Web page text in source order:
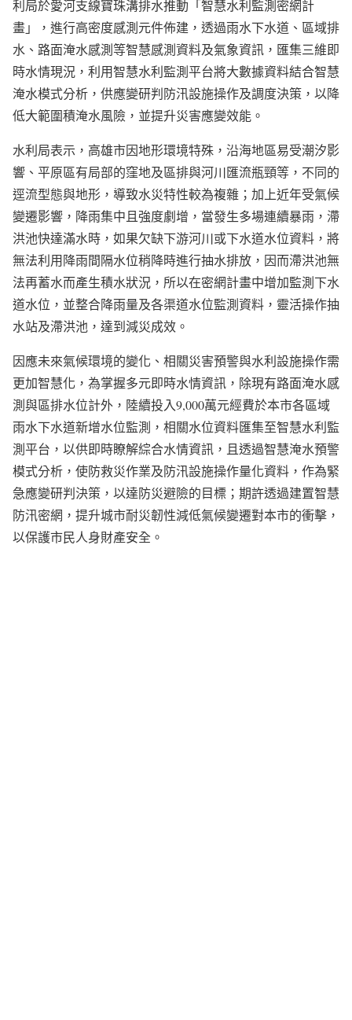
利局於愛河支線寶珠溝排水推動「智慧水利監測密網計
畫」，進行高密度感測元件佈建，透過雨水下水道、區域排
水、路面淹水感測等智慧感測資料及氣象資訊，匯集三維即
時水情現況，利用智慧水利監測平台將大數據資料結合智慧
淹水模式分析，供應變研判防汛設施操作及調度決策，以降
低大範圍積淹水風險，並提升災害應變效能。
水利局表示，高雄市因地形環境特殊，沿海地區易受潮汐影
響、平原區有局部的窪地及區排與河川匯流瓶頸等，不同的
逕流型態與地形，導致水災特性較為複雜；加上近年受氣候
變遷影響，降雨集中且強度劇增，當發生多場連續暴雨，滯
洪池快達滿水時，如果欠缺下游河川或下水道水位資料，將
無法利用降雨間隔水位稍降時進行抽水排放，因而滯洪池無
法再蓄水而產生積水狀況，所以在密網計畫中增加監測下水
道水位，並整合降雨量及各渠道水位監測資料，靈活操作抽
水站及滯洪池，達到減災成效。
因應未來氣候環境的變化、相關災害預警與水利設施操作需
更加智慧化，為掌握多元即時水情資訊，除現有路面淹水感
測與區排水位計外，陸續投入9,000萬元經費於本市各區域
雨水下水道新增水位監測，相關水位資料匯集至智慧水利監
測平台，以供即時瞭解綜合水情資訊，且透過智慧淹水預警
模式分析，使防救災作業及防汛設施操作量化資料，作為緊
急應變研判決策，以達防災避險的目標；期許透過建置智慧
防汛密網，提升城市耐災韌性減低氣候變遷對本市的衝擊，
以保護市民人身財產安全。